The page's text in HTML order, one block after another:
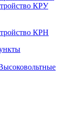
КРУ
КРН